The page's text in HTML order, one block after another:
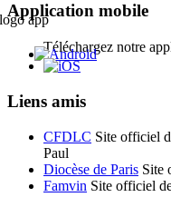
Application mobile
Téléchargez notre
Liens amis
CFDLC Site officiel
Paul
Diocèse de Paris Site
Famvin Site officiel